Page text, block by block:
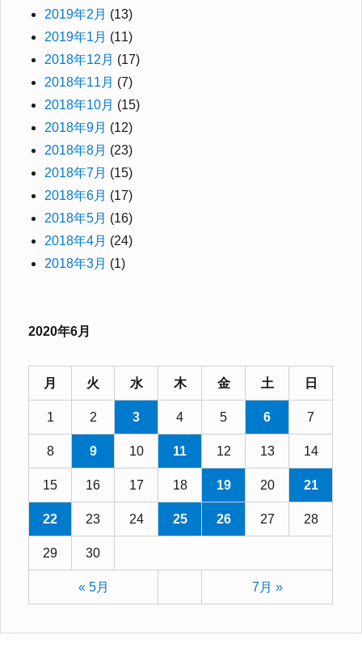
2019年2月 (13)
2019年1月 (11)
2018年12月 (17)
2018年11月 (7)
2018年10月 (15)
2018年9月 (12)
2018年8月 (23)
2018年7月 (15)
2018年6月 (17)
2018年5月 (16)
2018年4月 (24)
2018年3月 (1)
2020年6月
月 火 水 木 金 土 日
« 5月 7月 »
1 2 3 4 5 6 7
8 9 10 11 12 13 14
15 16 17 18 19 20 21
22 23 24 25 26 27 28
29 30